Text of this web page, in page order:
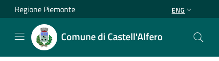
Salta al contenuto principale
Regione Piemonte ENG
Comune di Castell'Alfero